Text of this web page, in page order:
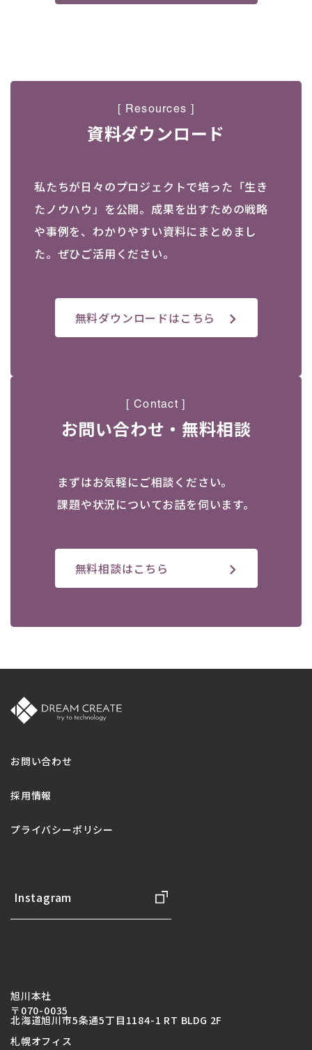
[ Resources ]
資料ダウンロード
私たちが日々のプロジェクトで培った「生き
たノウハウ」を公開。成果を出すための戦略
や事例を、わかりやすい資料にまとめまし
た。ぜひご活用ください。
無料ダウンロードはこちら
[ Contact ]
お問い合わせ・無料相談
まずはお気軽にご相談ください。
課題や状況についてお話を伺います。
無料相談はこちら
お問い合わせ
採用情報
プライバシーポリシー
Instagram
旭川本社
〒070-0035
北海道旭川市5条通5丁目1184-1 RT BLDG 2F
札幌オフィス